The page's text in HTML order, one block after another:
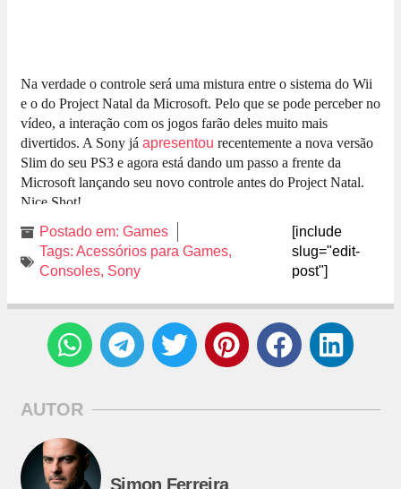
Na verdade o controle será uma mistura entre o sistema do Wii
e o do Project Natal da Microsoft. Pelo que se pode perceber no
vídeo, a interação com os jogos farão deles muito mais
divertidos. A Sony já apresentou recentemente a nova versão
Slim do seu PS3 e agora está dando um passo a frente da
Microsoft lançando seu novo controle antes do Project Natal.
Nice Shot!
Postado em: Games
Tags: Acessórios para Games,
Consoles, Sony
[include
slug="edit-
post"]
AUTOR
Simon Ferreira